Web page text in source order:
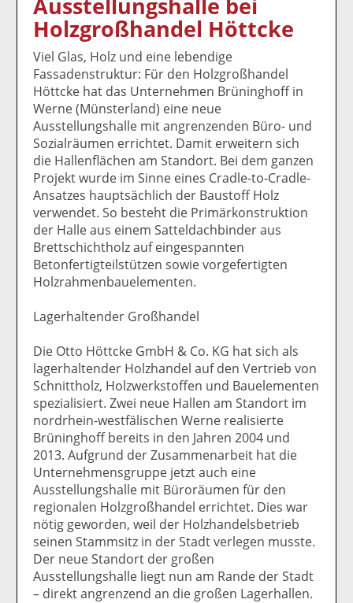
k
el
a
F
ac
b
o
o
k
te
il
e
n
k
el
t
tt
er
el
a
Li
n
e
di
n
te
il
e
n
el
p
m
l
v
er
se
d
Holzgroßhandel Höttcke
Viel Glas, Holz und eine lebendige
Fassadenstruktur: Für den Holzgroßhandel
Höttcke hat das Unternehmen Brüninghoff in
Werne (Münsterland) eine neue
Ausstellungshalle mit angrenzenden Büro- und
Sozialräumen errichtet. Damit erweitern sich
die Hallenflächen am Standort. Bei dem ganzen
Projekt wurde im Sinne eines Cradle-to-Cradle-
Ansatzes hauptsächlich der Baustoff Holz
verwendet. So besteht die Primärkonstruktion
der Halle aus einem Satteldachbinder aus
Brettschichtholz auf eingespannten
Betonfertigteilstützen sowie vorgefertigten
Holzrahmenbauelementen.
Lagerhaltender Großhandel
Die Otto Höttcke GmbH & Co. KG hat sich als
lagerhaltender Holzhandel auf den Vertrieb von
Schnittholz, Holzwerkstoffen und Bauelementen
spezialisiert. Zwei neue Hallen am Standort im
nordrhein-westfälischen Werne realisierte
Brüninghoff bereits in den Jahren 2004 und
2013. Aufgrund der Zusammenarbeit hat die
Unternehmensgruppe jetzt auch eine
Ausstellungshalle mit Büroräumen für den
regionalen Holzgroßhandel errichtet. Dies war
nötig geworden, weil der Holzhandelsbetrieb
seinen Stammsitz in der Stadt verlegen musste.
Der neue Standort der großen
Ausstellungshalle liegt nun am Rande der Stadt
– direkt angrenzend an die großen Lagerhallen.